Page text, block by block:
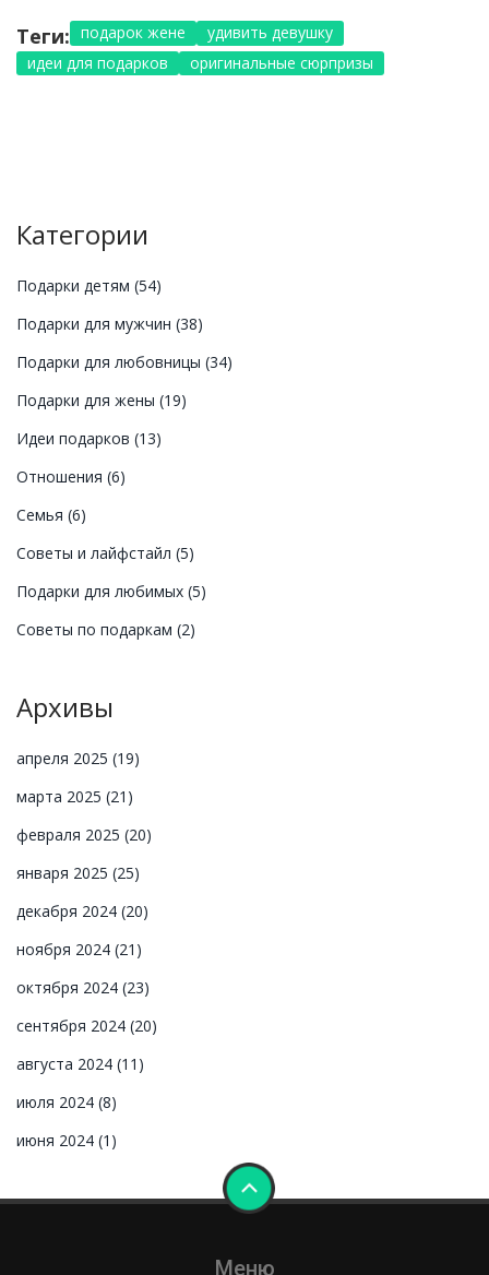
Теги: подарок жене
удивить девушку
идеи для подарков
оригинальные сюрпризы
Категории
Подарки детям (54)
Подарки для мужчин (38)
Подарки для любовницы (34)
Подарки для жены (19)
Идеи подарков (13)
Отношения (6)
Семья (6)
Советы и лайфстайл (5)
Подарки для любимых (5)
Советы по подаркам (2)
Архивы
апреля 2025 (19)
марта 2025 (21)
февраля 2025 (20)
января 2025 (25)
декабря 2024 (20)
ноября 2024 (21)
октября 2024 (23)
сентября 2024 (20)
августа 2024 (11)
июля 2024 (8)
июня 2024 (1)
Меню